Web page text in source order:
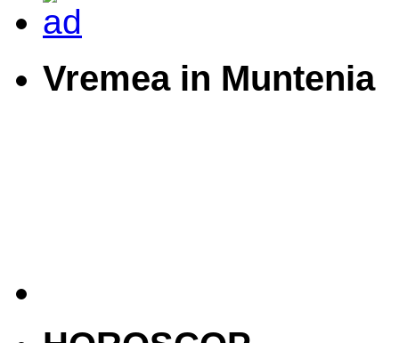
Vremea in Muntenia